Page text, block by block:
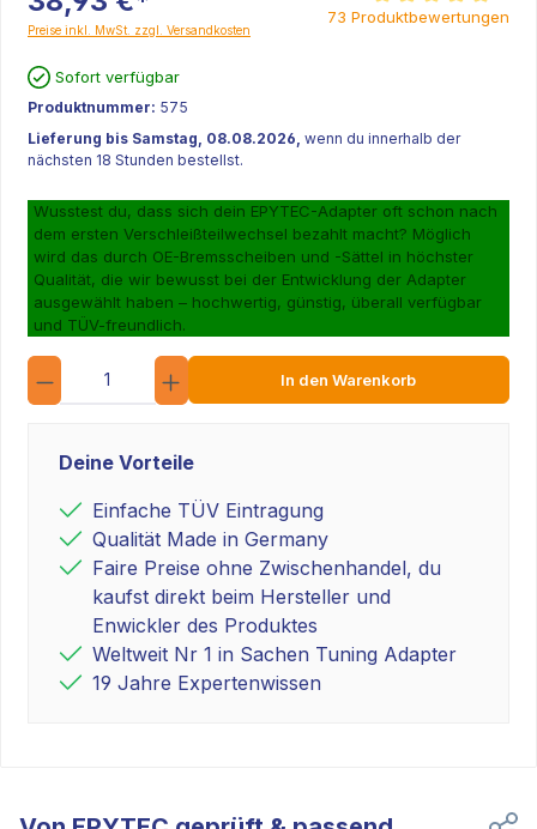
Preise inkl. MwSt. zzgl. Versandkosten
Durchschnittliche
73 Produktbewertungen
Sofort verfügbar
Produktnummer: 575
Lieferung bis Samstag, 08.08.2026, wenn du innerhalb der
nächsten 18 Stunden bestellst.
Wusstest du, dass sich dein EPYTEC-Adapter oft schon nach
dem ersten Verschleißteilwechsel bezahlt macht? Möglich
wird das durch OE-Bremsscheiben und -Sättel in höchster
Qualität, die wir bewusst bei der Entwicklung der Adapter
ausgewählt haben – hochwertig, günstig, überall verfügbar
und TÜV-freundlich.
Anzahl
In den Warenkorb
Deine Vorteile
Einfache TÜV Eintragung
Qualität Made in Germany
Faire Preise ohne Zwischenhandel, du
kaufst direkt beim Hersteller und
Enwickler des Produktes
Weltweit Nr 1 in Sachen Tuning Adapter
19 Jahre Expertenwissen